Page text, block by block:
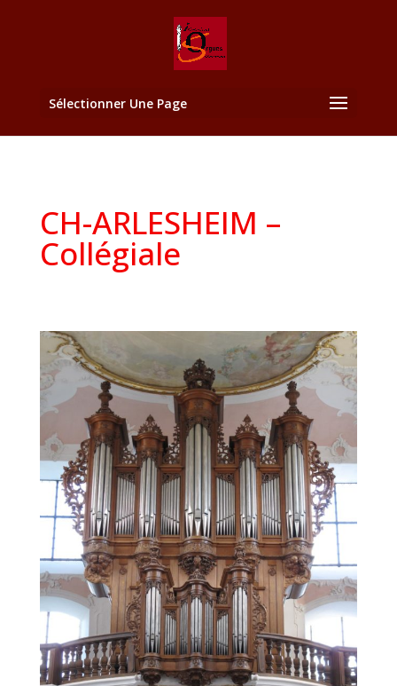
Sélectionner Une Page
CH-ARLESHEIM –
Collégiale